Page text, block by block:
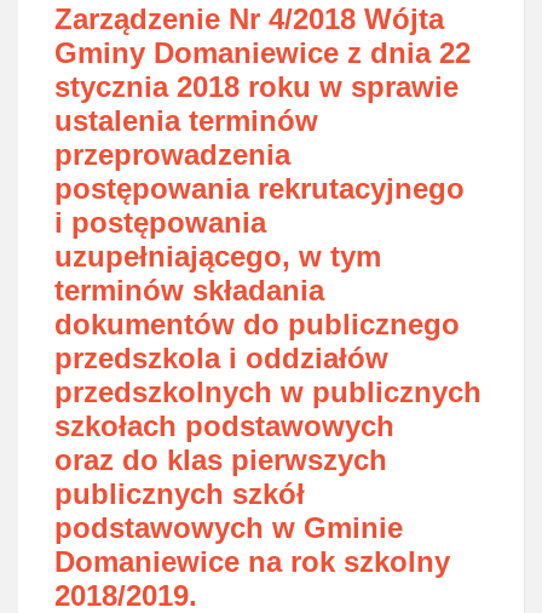
Zarządzenie Nr 4/2018 Wójta
Gminy Domaniewice z dnia 22
stycznia 2018 roku w sprawie
ustalenia terminów
przeprowadzenia
postępowania rekrutacyjnego
i postępowania
uzupełniającego, w tym
terminów składania
dokumentów do publicznego
przedszkola i oddziałów
przedszkolnych w publicznych
szkołach podstawowych
oraz do klas pierwszych
publicznych szkół
podstawowych w Gminie
Domaniewice na rok szkolny
2018/2019.